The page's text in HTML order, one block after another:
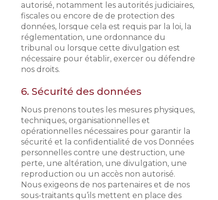
autorisé, notamment les autorités judiciaires,
fiscales ou encore de de protection des
données, lorsque cela est requis par la loi, la
réglementation, une ordonnance du
tribunal ou lorsque cette divulgation est
nécessaire pour établir, exercer ou défendre
nos droits.
6. Sécurité des données
Nous prenons toutes les mesures physiques,
techniques, organisationnelles et
opérationnelles nécessaires pour garantir la
sécurité et la confidentialité de vos Données
personnelles contre une destruction, une
perte, une altération, une divulgation, une
reproduction ou un accès non autorisé.
Nous exigeons de nos partenaires et de nos
sous-traitants qu’ils mettent en place des